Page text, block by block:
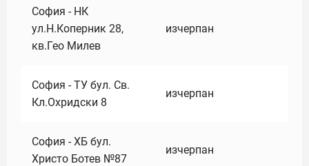
София - НК
ул.Н.Коперник 28,
кв.Гео Милев
изчерпан
София - ТУ бул. Св.
Кл.Охридски 8
изчерпан
София - ХБ бул.
Христо Ботев №87
изчерпан